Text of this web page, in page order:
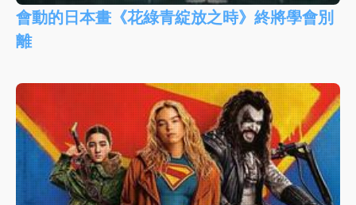
會動的日本畫《花綠青綻放之時》終將學會別
離